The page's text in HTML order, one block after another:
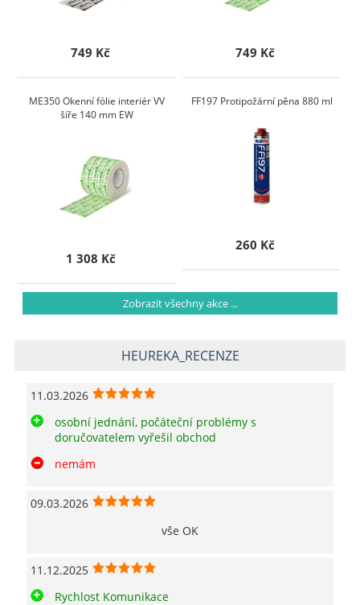
749 Kč 749 Kč
ME350 Okenní fólie interiér VV
šíře 140 mm EW
1 308 Kč
FF197 Protipožární pěna 880 ml
260 Kč
Zobrazit všechny akce ...
HEUREKA_RECENZE
11.03.2026
osobní jednání, počáteční problémy s
doručovatelem vyřešil obchod
nemám
09.03.2026
vše OK
11.12.2025
Rychlost Komunikace